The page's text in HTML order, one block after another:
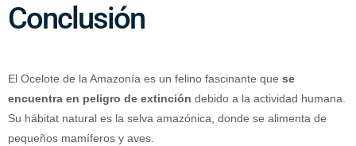
Conclusión
El Ocelote de la Amazonía es un felino fascinante que se
encuentra en peligro de extinción debido a la actividad humana.
Su hábitat natural es la selva amazónica, donde se alimenta de
pequeños mamíferos y aves.